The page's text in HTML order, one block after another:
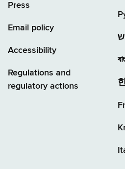
Press
Email policy
Accessibility
Regulations and
regulatory actions